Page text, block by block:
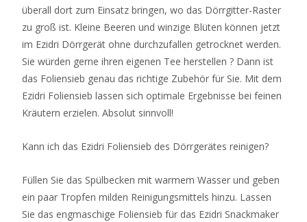
überall dort zum Einsatz bringen, wo das Dörrgitter-Raster
zu groß ist. Kleine Beeren und winzige Blüten können jetzt
im Ezidri Dörrgerät ohne durchzufallen getrocknet werden.
Sie würden gerne ihren eigenen Tee herstellen ? Dann ist
das Foliensieb genau das richtige Zubehör für Sie. Mit dem
Ezidri Foliensieb lassen sich optimale Ergebnisse bei feinen
Kräutern erzielen. Absolut sinnvoll!
Kann ich das Ezidri Foliensieb des Dörrgerätes reinigen?
Füllen Sie das Spülbecken mit warmem Wasser und geben
ein paar Tropfen milden Reinigungsmittels hinzu. Lassen
Sie das engmaschige Foliensieb für das Ezidri Snackmaker